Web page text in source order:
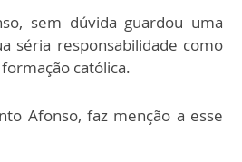
sem dúvida guardou uma
séria responsabilidade como
católica.
Afonso, faz menção a esse